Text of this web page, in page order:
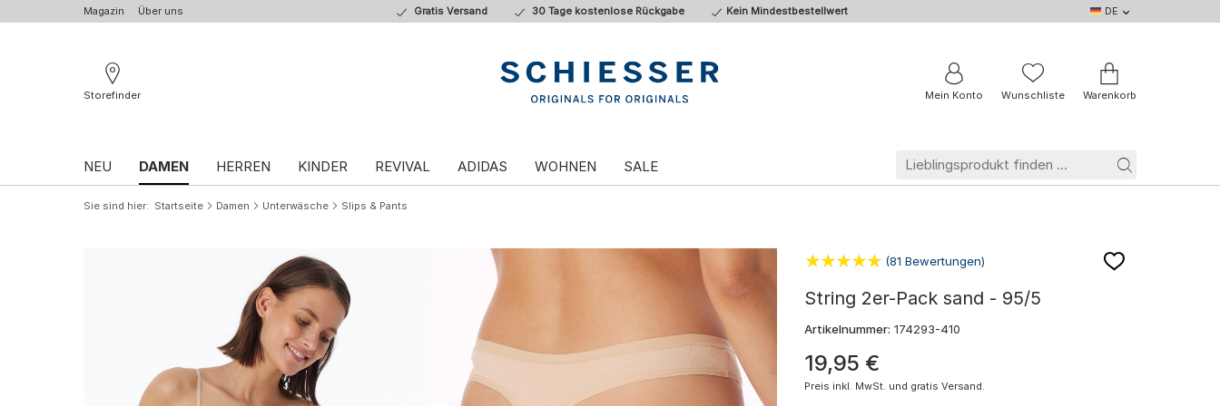
Magazin Über uns Gratis Versand 30 Tage kostenlose Rückgabe Kein Mindestbestellwert DE
DE
EN
BE
FR
Storefinder
Mein Konto Wunschliste Warenkorb
NEU DAMEN HERREN KINDER REVIVAL ADIDAS WOHNEN SALE
Sie sind hier Startseite Damen Unterwäsche Slips & Pants
(81 Bewertungen)
String 2er-Pack sand - 95/5
Artikelnummer: 174293-410
19,95 €
Preis inkl. MwSt. und gratis Versand.